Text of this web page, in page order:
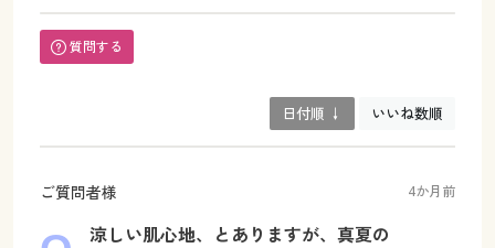
質問する
日付順 ↓ いいね数順
ご質問者様 4か月前
涼しい肌心地、とありますが、真夏の